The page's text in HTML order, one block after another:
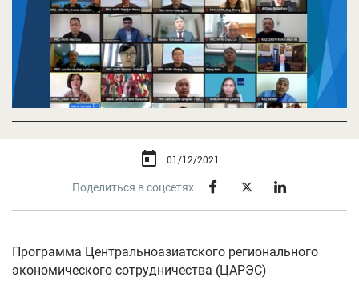
01/12/2021
Поделиться в соцсетях
Программа Центральноазиатского регионального
экономического сотрудничества (ЦАРЭС)